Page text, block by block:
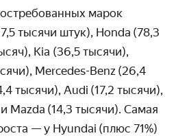
марок
тысячи штук), Honda (78,3
Kia (36,5 тысячи),
Mercedes-Benz (26,4
тысячи), Audi (17,2 тысячи),
Mazda (14,3 тысячи). Самая
— у Hyundai (плюс 71%)